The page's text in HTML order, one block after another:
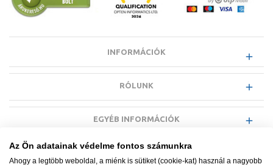
INFORMÁCIÓK
RÓLUNK
EGYÉB INFORMÁCIÓK
Az Ön adatainak védelme fontos számunkra
Ahogy a legtöbb weboldal, a miénk is sütiket (cookie-kat) használ a nagyobb